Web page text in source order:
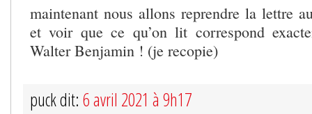
maintenant nous allons reprendre la lettre
et voir que ce qu’on lit correspond
Walter Benjamin ! (je recopie)
puck dit: 6 avril 2021 à 9h17